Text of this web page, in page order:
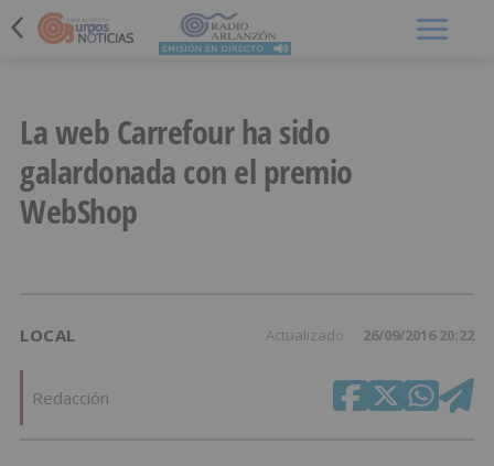
La web Carrefour ha sido
galardonada con el premio
WebShop
LOCAL Actualizado 26/09/2016 20:22
Redacción